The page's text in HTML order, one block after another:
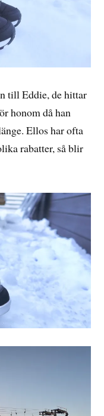
till Eddie, de hittar
honom då han
Ellos har ofta
rabatter, så blir